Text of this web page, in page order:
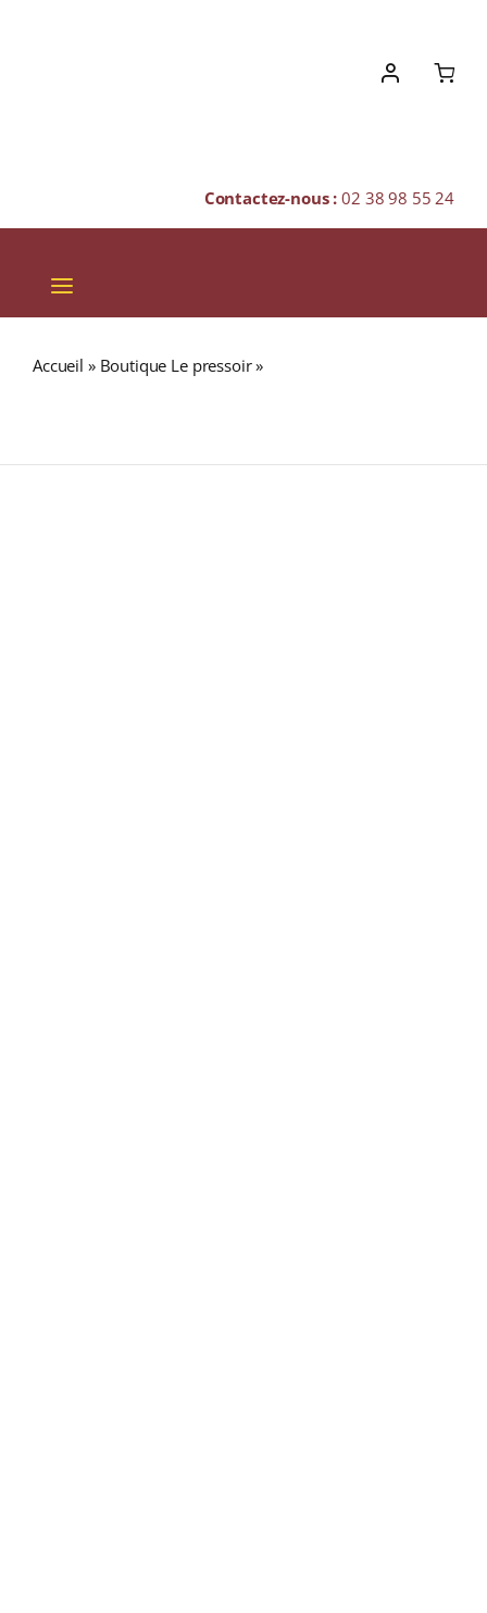
Contactez-nous :02 38 98 55 24
Toggle
Navigation
Accueil » Boutique Le pressoir»